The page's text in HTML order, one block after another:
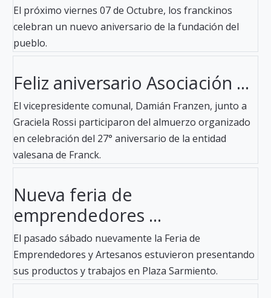
El próximo viernes 07 de Octubre, los franckinos
celebran un nuevo aniversario de la fundación del
pueblo.
Feliz aniversario Asociación ...
El vicepresidente comunal, Damián Franzen, junto a
Graciela Rossi participaron del almuerzo organizado
en celebración del 27° aniversario de la entidad
valesana de Franck.
Nueva feria de
emprendedores ...
El pasado sábado nuevamente la Feria de
Emprendedores y Artesanos estuvieron presentando
sus productos y trabajos en Plaza Sarmiento.